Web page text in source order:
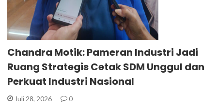
Chandra Motik: Pameran Industri Jadi
Ruang Strategis Cetak SDM Unggul dan
Perkuat Industri Nasional
Juli 28, 2026 0